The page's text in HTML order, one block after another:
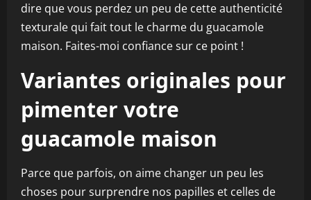
dire que vous perdez un peu de cette authenticité
texturale qui fait tout le charme du guacamole
maison. Faites-moi confiance sur ce point !
Variantes originales pour
pimenter votre
guacamole maison
Parce que parfois, on aime changer un peu les
choses pour surprendre nos papilles et celles de